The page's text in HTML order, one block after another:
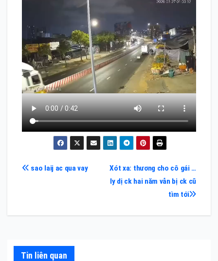
Điều
bài
Xót xa: thương cho cô gái …
ly dị ck hai năm vẫn bị ck cũ
tìm tới
sao laij ac qua vay
Tin liên quan